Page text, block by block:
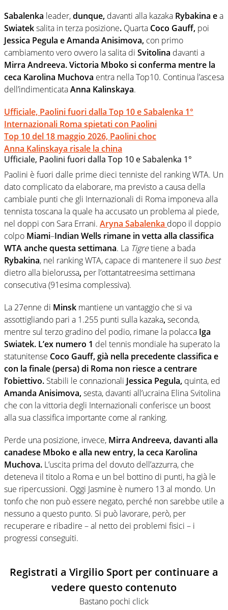
Sabalenka leader,dunque, davanti alla kazaka Rybakina ea
Swiateksalita in terza posizione. Quarta Coco Gauff, poi
Jessica Pegula eAmanda Anisimova, con primo
cambiamento vero ovvero la salita di Svitolina davanti a
Mirra Andreeva.Victoria Mboko si conferma mentre la
ceca Karolina Muchova entra nella Top10. Continua l’ascesa
dell’indimenticataAnna Kalinskaya.
Ufficiale, Paolini fuori dalla Top 10 e Sabalenka 1°
Internazionali Roma spietati con Paolini
Top 10 del 18 maggio 2026, Paolini choc
Anna Kalinskaya risale la china
Ufficiale, Paolini fuori dalla Top 10 e Sabalenka 1°
Paolini è fuori dalle prime dieci tenniste del ranking WTA. Un
dato complicato da elaborare, ma previsto a causa della
cambiale punti che gli Internazionali di Roma imponeva alla
tennista toscana la quale ha accusato un problema al piede,
nel doppi con Sara Errani. Aryna Sabalenka dopo il doppio
colpo Miami–Indian Wells rimane in vetta alla classifica
WTA anche questa settimana. La Tigretiene a bada
Rybakina, nel ranking WTA, capace di mantenere il suo best
dietro alla bielorussa, per l’ottantatreesima settimana
consecutiva (91esima complessiva).
La 27enne di Minsk mantiene un vantaggio che si va
assottigliando pari a 1.255 punti sulla kazaka,seconda,
mentre sul terzo gradino del podio, rimane la polacca Iga
Swiatek. L’ex numero 1 del tennis mondiale ha superato la
statunitense Coco Gauff, già nella precedente classifica e
con la finale (persa) di Roma non riesce a centrare
l’obiettivo. Stabili le connazionali Jessica Pegula, quinta, ed
Amanda Anisimova,sesta, davanti all’ucraina Elina Svitolina
che con la vittoria degli Internazionali conferisce un boost
alla sua classifica importante come al ranking.
Perde una posizione, invece, Mirra Andreeva, davanti alla
canadese Mboko e alla new entry, la ceca Karolina
Muchova. L’uscita prima del dovuto dell’azzurra, che
deteneva il titolo a Roma e un bel bottino di punti, ha già le
sue ripercussioni. Oggi Jasmine è numero 13 al mondo. Un
tonfo che non può essere negato, perché non sarebbe utile a
nessuno a questo punto. Si può lavorare, però, per
recuperare e ribadire – al netto dei problemi fisici – i
progressi conseguiti.
Registrati a Virgilio Sport per continuare a
vedere questo contenuto
Bastano pochi click